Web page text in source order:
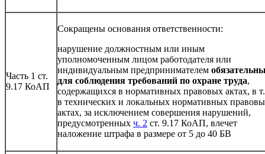
Часть 1 ст.
9.17 КоАП
Сокращены основания ответственности:
нарушение должностным или иным
уполномоченным лицом работодателя или
индивидуальным предпринимателем
для соблюдения требований по охране труда,
содержащихся в нормативных правовых актах, в
в технических и локальных нормативных
актах, за исключением совершения нарушений,
предусмотренных ч. 2 ст. 9.17 КоАП, влечет
наложение штрафа в размере от 5 до 40 БВ